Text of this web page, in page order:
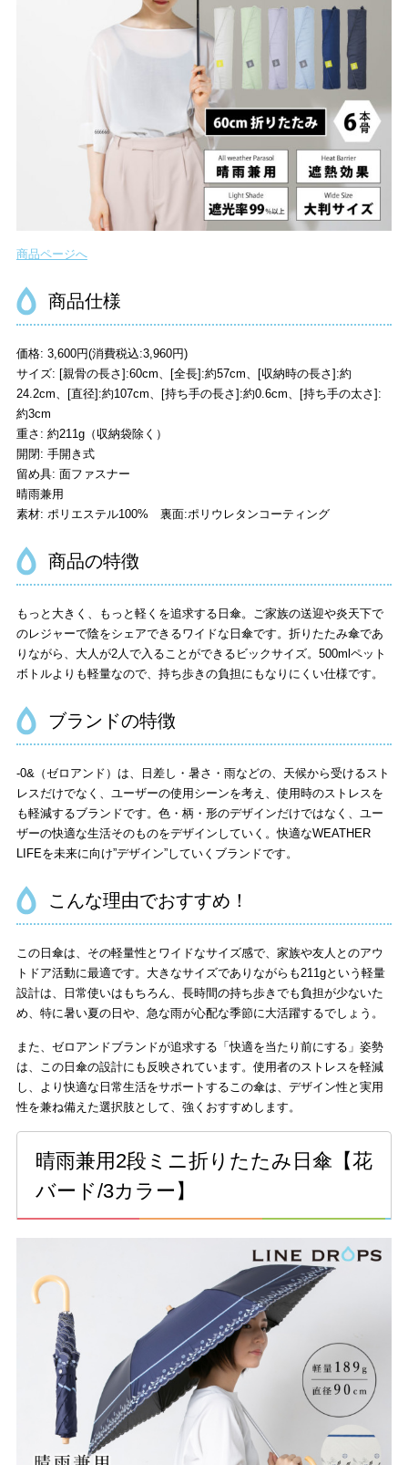
商品ページへ
商品仕様
価格: 3,600円(消費税込:3,960円)
サイズ: [親骨の長さ]:60cm、[全長]:約57cm、[収納時の長さ]:約
24.2cm、[直径]:約107cm、[持ち手の長さ]:約0.6cm、[持ち手の太さ]:
約3cm
重さ: 約211g（収納袋除く）
開閉: 手開き式
留め具: 面ファスナー
晴雨兼用
素材: ポリエステル100% 裏面:ポリウレタンコーティング
商品の特徴
もっと大きく、もっと軽くを追求する日傘。ご家族の送迎や炎天下で
のレジャーで陰をシェアできるワイドな日傘です。折りたたみ傘であ
りながら、大人が2人で入ることができるビックサイズ。500mlペット
ボトルよりも軽量なので、持ち歩きの負担にもなりにくい仕様です。
ブランドの特徴
-0&（ゼロアンド）は、日差し・暑さ・雨などの、天候から受けるスト
レスだけでなく、ユーザーの使用シーンを考え、使用時のストレスを
も軽減するブランドです。色・柄・形のデザインだけではなく、ユー
ザーの快適な生活そのものをデザインしていく。快適なWEATHER
LIFEを未来に向け”デザイン”していくブランドです。
こんな理由でおすすめ！
この日傘は、その軽量性とワイドなサイズ感で、家族や友人とのアウ
トドア活動に最適です。大きなサイズでありながらも211gという軽量
設計は、日常使いはもちろん、長時間の持ち歩きでも負担が少ないた
め、特に暑い夏の日や、急な雨が心配な季節に大活躍するでしょう。
また、ゼロアンドブランドが追求する「快適を当たり前にする」姿勢
は、この日傘の設計にも反映されています。使用者のストレスを軽減
し、より快適な日常生活をサポートするこの傘は、デザイン性と実用
性を兼ね備えた選択肢として、強くおすすめします。
晴雨兼用2段ミニ折りたたみ日傘【花
バード/3カラー】